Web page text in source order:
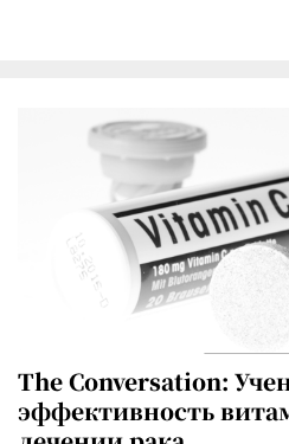
The Conversation:
эффективность